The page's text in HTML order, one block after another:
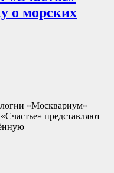
о морских
«Москвариум»
представляют